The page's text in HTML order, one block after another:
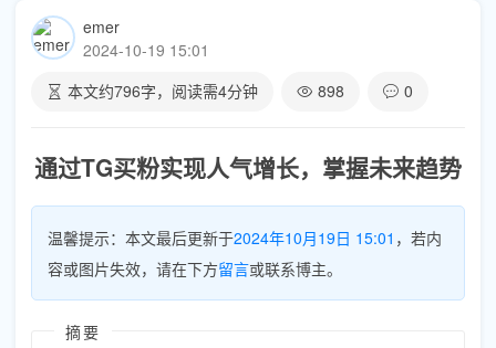
emer
2024-10-19 15:01
本文约796字，阅读需4分钟 898 0
通过TG买粉实现人气增长，掌握未来趋势
温馨提示：本文最后更新于2024年10月19日 15:01 ，若内
容或图片失效，请在下方留言或联系博主。
摘要